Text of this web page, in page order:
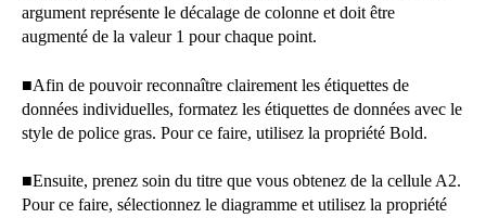
argument représente le décalage de colonne et doit être
augmenté de la valeur 1 pour chaque point.
■Afin de pouvoir reconnaître clairement les étiquettes de
données individuelles, formatez les étiquettes de données avec le
style de police gras. Pour ce faire, utilisez la propriété Bold.
■Ensuite, prenez soin du titre que vous obtenez de la cellule A2.
Pour ce faire, sélectionnez le diagramme et utilisez la propriété